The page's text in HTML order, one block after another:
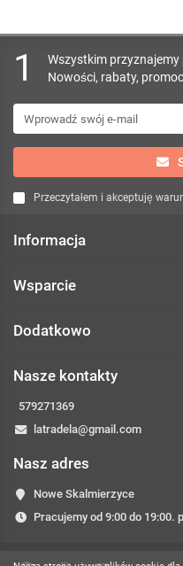
1
Wszystkim
Nowości, rabaty,
Przeczytałem i akceptuję
Informacja
Wsparcie
Dodatkowo
Nasze kontakty
579271369
latradela@gmail.com
Nasz adres
Nowe Skalmierzyce
Pracujemy od 9:00 do 19:00.